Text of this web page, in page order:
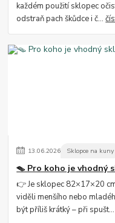
každém použití sklopec
odstraň pach škůdce i č...
13.06.2026 Sklopce na kuny
🪤 Pro koho je vhodný
👉 Je sklopec 82×17×20
viděli menšího nebo
být příliš krátký – při